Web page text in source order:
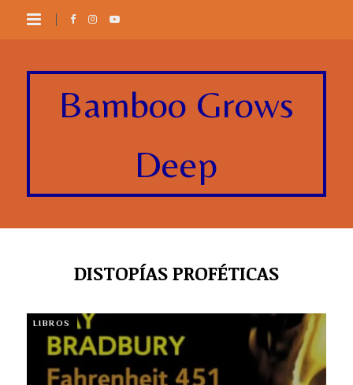
Bamboo Grows
Deep
DISTOPÍAS PROFÉTICAS
LIBROS